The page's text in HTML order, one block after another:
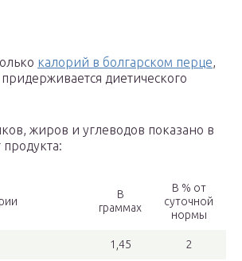
калорий в болгарском перце,
придерживается диетического
жиров и углеводов показано в
В
граммах
В % от
суточной
нормы
1,45 2